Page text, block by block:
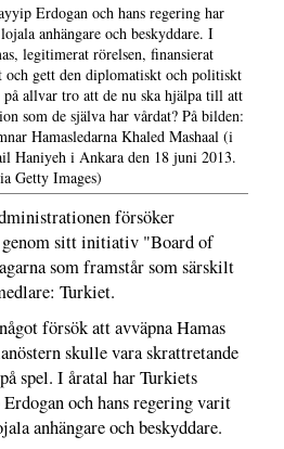
Erdogan och hans regering har
anhängare och beskyddare. I
legitimerat rörelsen, finansierat
och gett den diplomatiskt och politiskt
allvar tro att de nu ska hjälpa till att
som de själva har vårdat? På bilden:
Hamasledarna Khaled Mashaal (i
Haniyeh i Ankara den 18 juni 2013.
Getty Images)
försöker
genom sitt initiativ "Board of
som framstår som särskilt
Turkiet.
försök att avväpna Hamas
skulle vara skrattretande
spel. I åratal har Turkiets
och hans regering varit
anhängare och beskyddare.